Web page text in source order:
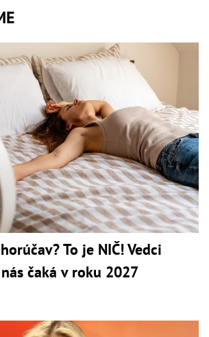
To je NIČ! Vedci
čaká v roku 2027